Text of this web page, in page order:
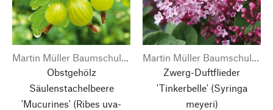
Martin Müller Baumschulen
Obstgehölz
Säulenstachelbeere
'Mucurines' (Ribes uva-
Martin Müller Baumschulen
Zwerg-Duftflieder
'Tinkerbelle'(Syringa
meyeri)